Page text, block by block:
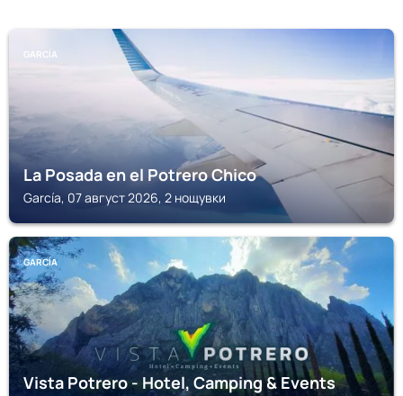
GARCÍA
La Posada en el Potrero Chico
García, 07 август 2026, 2 нощувки
GARCÍA
Vista Potrero - Hotel, Camping & Events